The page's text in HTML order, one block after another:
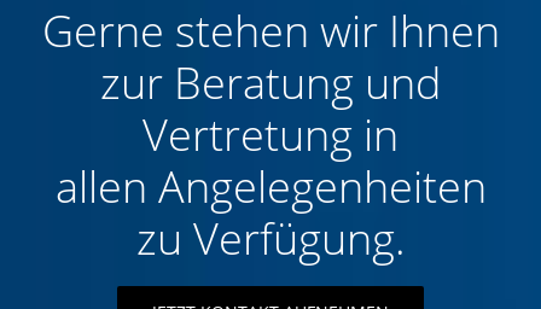
Gerne stehen wir Ihnen
zur Beratung und
Vertretung in
allen Angelegenheiten
zu Verfügung.